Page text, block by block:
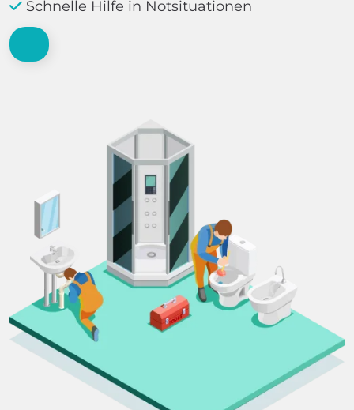
Schnelle Hilfe in Notsituationen